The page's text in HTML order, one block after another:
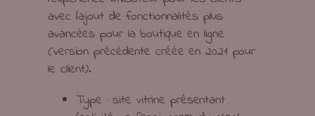
avec l’ajout de fonctionnalités plus
avancées pour la boutique en ligne
(version précédente créée en 2021 pour
le client).
Type : site vitrine présentant